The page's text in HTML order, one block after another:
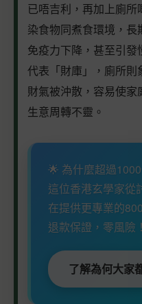
已唔吉利，再加上廁
染食物同煮食環境，長
免疫力下降，甚至引
代表「財庫」，廁所
財氣被沖散，容易使
生意周轉不靈。
🌟 為什麼超過
這位香港玄學家從
在提供更專業的
退款保證，零風險！
了解為何大家